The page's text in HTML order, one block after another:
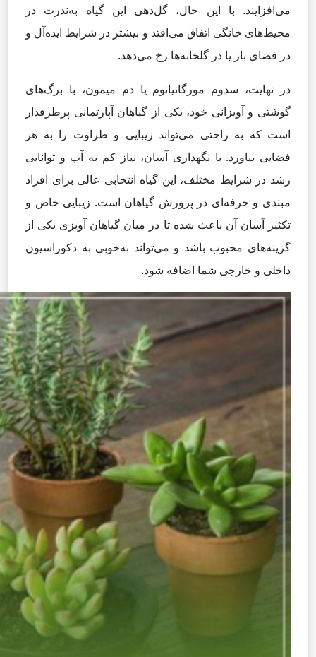
می‌افزایند. با این حال، گل‌دهی این گیاه به‌ندرت در
محیط‌های خانگی اتفاق می‌افتد و بیشتر در شرایط ایده‌آل و
در فضای باز یا در گلخانه‌ها رخ می‌دهد.
در نهایت، سدوم مورگانیانوم یا دم میمون، با برگ‌های
گوشتی و آویزانی خود، یکی از گیاهان آپارتمانی پرطرفدار
است که به راحتی می‌تواند زیبایی و طراوت را به هر
فضایی بیاورد. با نگهداری آسان، نیاز کم به آب و توانایی
رشد در شرایط مختلف، این گیاه انتخابی عالی برای افراد
مبتدی و حرفه‌ای در پرورش گیاهان است. زیبایی خاص و
تکثیر آسان آن باعث شده تا در میان گیاهان آویزی یکی از
گزینه‌های محبوب باشد و می‌تواند به‌خوبی به دکوراسیون
داخلی و خارجی شما اضافه شود.